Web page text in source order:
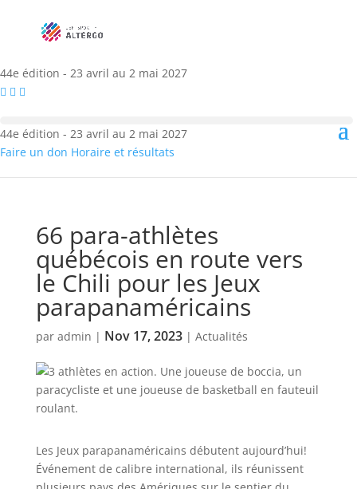
44e édition - 23 avril au 2 mai 2027
44e édition - 23 avril au 2 mai 2027
Faire un don Horaire et résultats
66 para-athlètes
québécois en route vers
le Chili pour les Jeux
parapanaméricains
par admin | Nov 17, 2023| Actualités
Les Jeux parapanaméricains débutent aujourd’hui!
Événement de calibre international, ils réunissent